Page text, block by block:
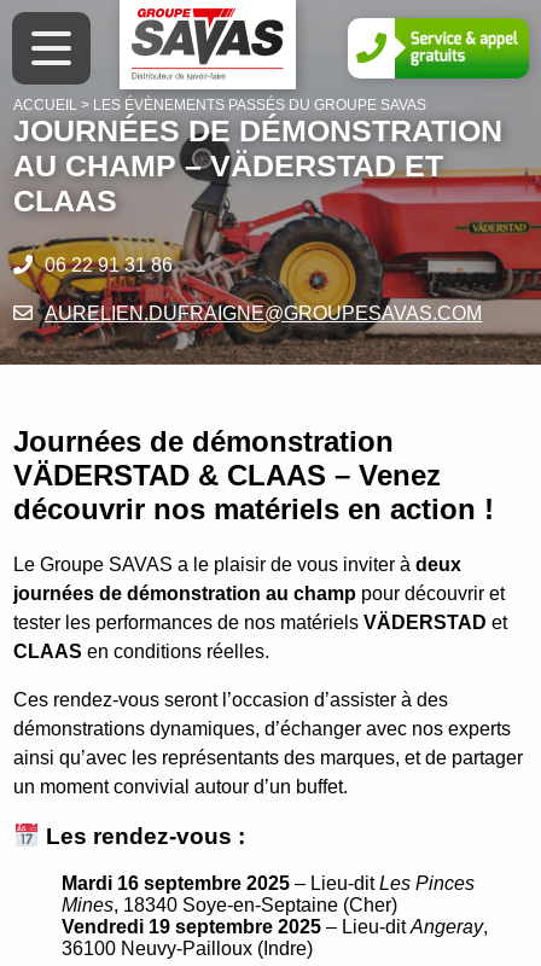
NOS OFFRES
Tout le matériel neuf disponible
L’occasion Premium
Louez votre matériel agricole
Savas shop
NOTRE HISTOIRE
Le Groupe SAVAS
Nos établissements
NOS MÉTIERS
Nos marques
Matériel d’occasion
Location courte durée
ACCUEIL > LES ÉVÈNEMENTS PASSÉS DU GROUPE SAVAS
JOURNÉES DE DÉMONSTRATION
AU CHAMP – VÄDERSTAD ET
CLAAS
06 22 91 31 86
AURELIEN.DUFRAIGNE@GROUPESAVAS.COM
Journées de démonstration
VÄDERSTAD & CLAAS – Venez
découvrir nos matériels en action !
Le Groupe SAVAS a le plaisir de vous inviter àdeux
journées de démonstration au champ pour découvrir et
tester les performances de nos matérielsVÄDERSTAD et
CLAAS en conditions réelles.
Ces rendez-vous seront l’occasion d’assister à des
démonstrations dynamiques, d’échanger avec nos experts
ainsi qu’avec les représentants des marques, et de partager
un moment convivial autour d’un buffet.
Les rendez-vous :
Mardi 16 septembre 2025 – Lieu-ditLes Pinces
Mines, 18340 Soye-en-Septaine (Cher)
Vendredi 19 septembre 2025 – Lieu-ditAngeray,
36100 Neuvy-Pailloux (Indre)